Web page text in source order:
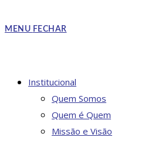
MENU FECHAR
Institucional
Quem Somos
Quem é Quem
Missão e Visão